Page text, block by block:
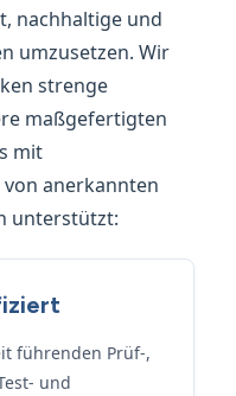
nachhaltige und
umzusetzen. Wir
strenge
maßgefertigten
mit
anerkannten
unterstützt:
führenden Prüf-,
und